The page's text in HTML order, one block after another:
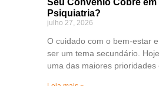
Psiquiatria?
julho 27, 2026
O cuidado com o bem-estar
ser um tema secundário.
uma das maiores prioridades